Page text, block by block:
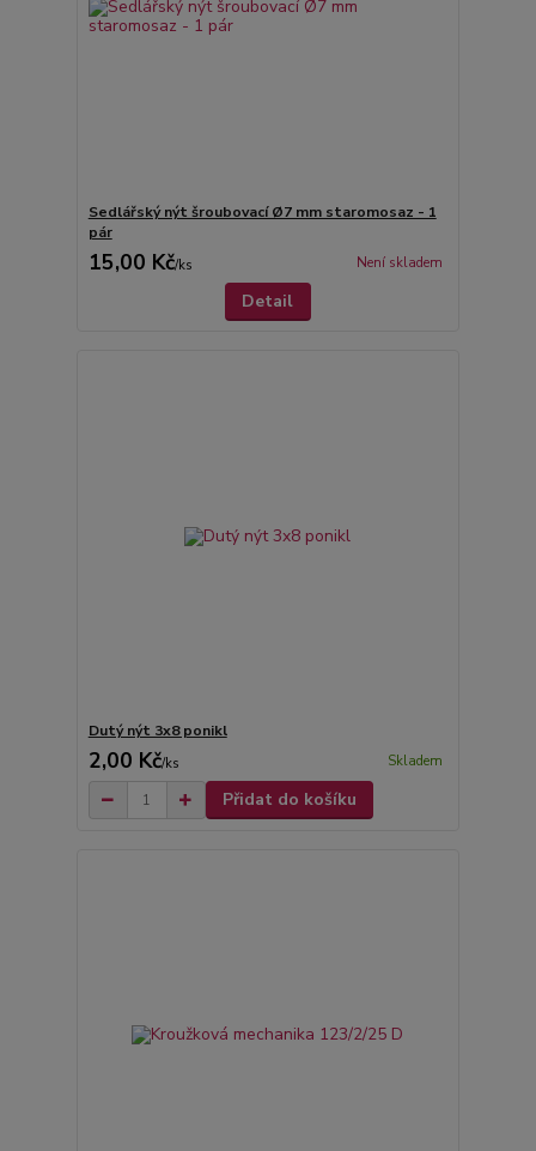
Sedlářský nýt šroubovací Ø7 mm staromosaz - 1
pár
15,00 Kč/ks Není skladem
Detail
Dutý nýt 3x8 ponikl
2,00 Kč/ks Skladem
Přidat do košíku